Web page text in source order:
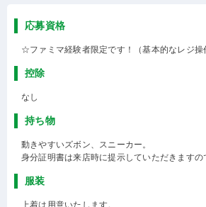
応募資格
☆ファミマ経験者限定です！（基本的なレジ操
控除
なし
持ち物
動きやすいズボン、スニーカー。
身分証明書は来店時に提示していただきますの
服装
上着は用意いたします。